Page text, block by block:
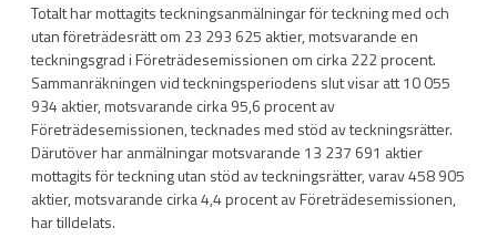
Totalt har mottagits teckningsanmälningar för teckning med och
utan företrädesrätt om 23 293 625 aktier, motsvarande en
teckningsgrad i Företrädesemissionen om cirka 222 procent.
Sammanräkningen vid teckningsperiodens slut visar att 10 055
934 aktier, motsvarande cirka 95,6 procent av
Företrädesemissionen, tecknades med stöd av teckningsrätter.
Därutöver har anmälningar motsvarande 13 237 691 aktier
mottagits för teckning utan stöd av teckningsrätter, varav 458 905
aktier, motsvarande cirka 4,4 procent av Företrädesemissionen,
har tilldelats.